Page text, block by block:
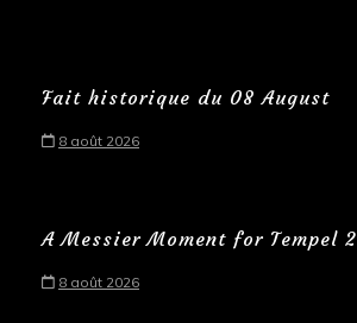
Fait historique du 08 August
8 août 2026
A Messier Moment for Tempel 2
8 août 2026